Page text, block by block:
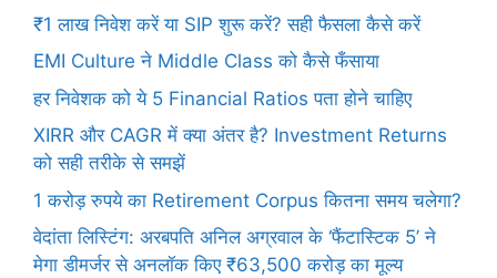
₹1 लाख निवेश करें या SIP शुरू करें? सही फैसला कैसे करें
EMI Culture ने Middle Class को कैसे फँसाया
हर निवेशक को ये 5 Financial Ratios पता होने चाहिए
XIRR और CAGR में क्या अंतर है? Investment Returns
को सही तरीके से समझें
1 करोड़ रुपये का Retirement Corpus कितना समय चलेगा?
वेदांता लिस्टिंग: अरबपति अनिल अग्रवाल के ‘फैंटास्टिक 5’ ने
मेगा डीमर्जर से अनलॉक किए ₹63,500 करोड़ का मूल्य